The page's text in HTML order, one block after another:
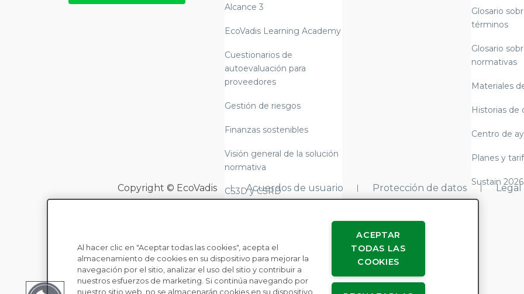
Alcance 3
EcoVadis Learning Academy
Cuestionarios de
autoevaluación para
proveedores
Gestión de riesgos
Finanzas sostenibles
Visión general de la solución
normativa
CS3D y CSRD
Alcance 3 de cumplimiento
normativo y elaboración de
informes
Glosario
términos
Glosario
normativas
Materiales
Historias de
Centro de
Planes y
Sustain 2026
Copyright © EcoVadis Acuerdos de usuario Protección de datos Legal
Al hacer clic en "Aceptar todas las cookies", acepta el
almacenamiento de cookies en su dispositivo para mejorar la
navegación por el sitio, analizar el uso del sitio y contribuir a
nuestros esfuerzos de marketing. Si continúa navegando por
nuestro sitio web, no se almacenarán cookies en su dispositivo.
ACEPTAR
TODAS LAS
COOKIES